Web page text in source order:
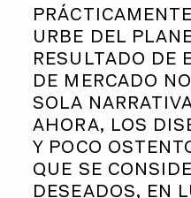
URBE DEL
RESULTADO DE
DE MERCADO
SOLA
AHORA, LOS
Y POCO
QUE SE
DESEADOS, EN